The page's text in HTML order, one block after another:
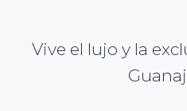
Vive el lujo y la